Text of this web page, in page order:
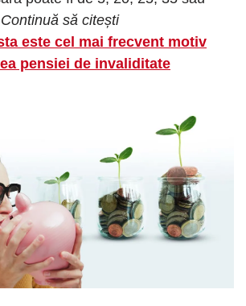
Continuă să citești
este cel mai frecvent motiv
pensiei de invaliditate